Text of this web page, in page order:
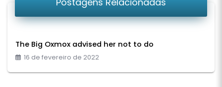
The Big Oxmox advised her not to do
16 de fevereiro de 2022